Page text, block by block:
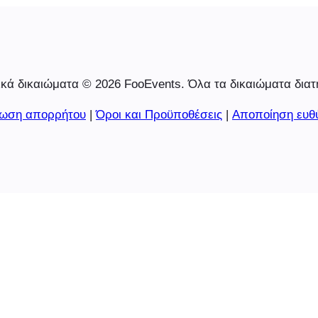
δικαιώματα © 2026 FooEvents. Όλα τα δικαιώματα
απορρήτου |Όροι και Προϋποθέσεις | Αποποίηση